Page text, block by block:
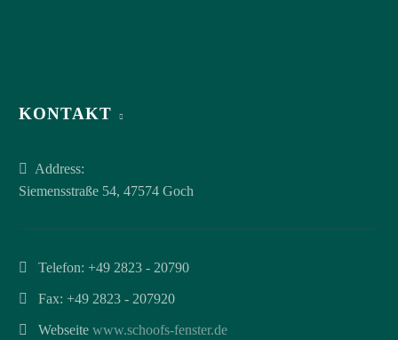
KONTAKT
Address:
Siemensstraße 54, 47574 Goch
Telefon: +49 2823 - 20790
Fax: +49 2823 - 207920
Webseite www.schoofs-fenster.de